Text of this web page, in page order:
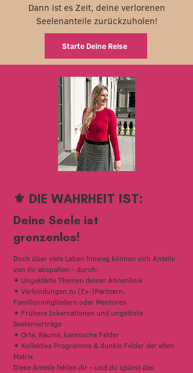
Dann ist es Zeit, deine verlorenen
Seelenanteile zurückzuholen!
Starte Deine Reise
⚜️ DIE WAHRHEIT IST:
Deine Seele ist
grenzenlos!
Doch über viele Leben hinweg können sich Anteile
von ihr abspalten – durch:
✦ Ungeklärte Themen deiner Ahnenlinie
✦ Verbindungen zu (Ex-)Partnern,
Familienmitgliedern oder Mentoren
✦ Frühere Inkarnationen und ungelöste
Seelenverträge
✦ Orte, Räume, karmische Felder
✦ Kollektive Programme & dunkle Felder der alten
Matrix
Diese Anteile fehlen dir – und du spürst das.